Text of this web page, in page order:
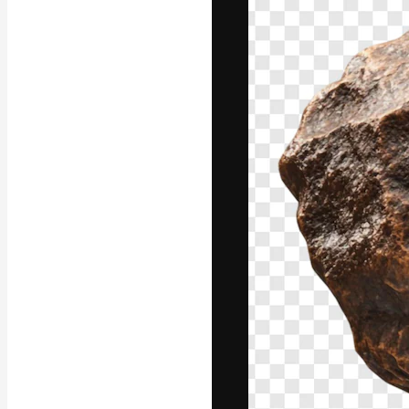
La piattaforma
migliori lavori.
creativi,
Italiano
Copyright ©